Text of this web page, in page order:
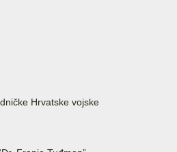
Hrvatske vojske